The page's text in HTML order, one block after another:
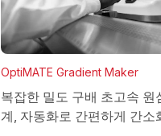
OptiMATE Gradient Maker
복잡한 밀도 구배 초고속 원
계, 자동화로 간편하게 간소